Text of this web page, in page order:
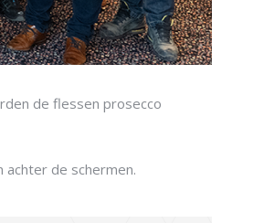
de flessen prosecco
achter de schermen.